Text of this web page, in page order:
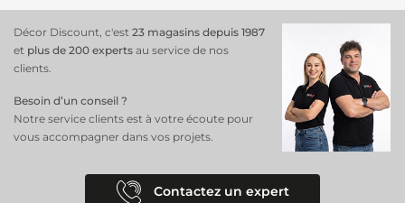
Ce rideau isolant thermique est idéal pour créer un espace
confortable tout en apportant une touche de
à votre
décoration intérieure.
Décor Discount, c'est 23 magasins depuis 1987
et plus de 200 experts au service de nos
clients.
Besoin d’un conseil ?
Notre service clients est à votre écoute pour
vous accompagner dans vos projets.
Contactez un expert